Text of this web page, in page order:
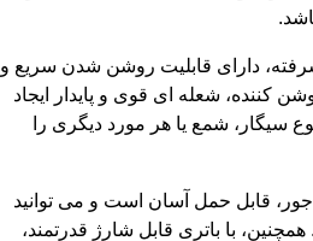
دارای قابلیت روشن شدن سریع و
کننده، شعله ای قوی و پایدار ایجاد
سیگار، شمع یا هر مورد دیگری را
قابل حمل آسان است و می توانید
با باتری قابل شارژ قدرتمند،